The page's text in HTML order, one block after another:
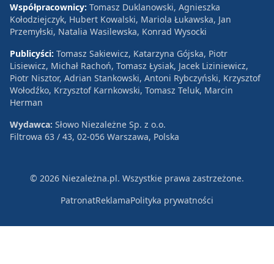
Współpracownicy: Tomasz Duklanowski, Agnieszka
Kołodziejczyk, Hubert Kowalski, Mariola Łukawska, Jan
Przemyłski, Natalia Wasilewska, Konrad Wysocki
Publicyści: Tomasz Sakiewicz, Katarzyna Gójska, Piotr
Lisiewicz, Michał Rachoń, Tomasz Łysiak, Jacek Liziniewicz,
Piotr Nisztor, Adrian Stankowski, Antoni Rybczyński, Krzysztof
Wołodźko, Krzysztof Karnkowski, Tomasz Teluk, Marcin
Herman
Wydawca: Słowo Niezależne Sp. z o.o.
Filtrowa 63 / 43, 02-056 Warszawa, Polska
© 2026 Niezależna.pl. Wszystkie prawa zastrzeżone.
PatronatReklamaPolityka prywatności